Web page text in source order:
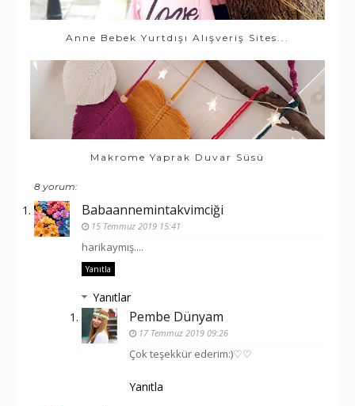
Anne Bebek Yurtdışı Alışveriş Sites...
Makrome Yaprak Duvar Süsü
8 yorum:
Babaannemintakvimciği
15 Temmuz 2019 15:41
harikaymış....
Yanıtla
Yanıtlar
Pembe Dünyam
17 Temmuz 2019 09:26
Çok teşekkür ederim:)♡♡
Yanıtla